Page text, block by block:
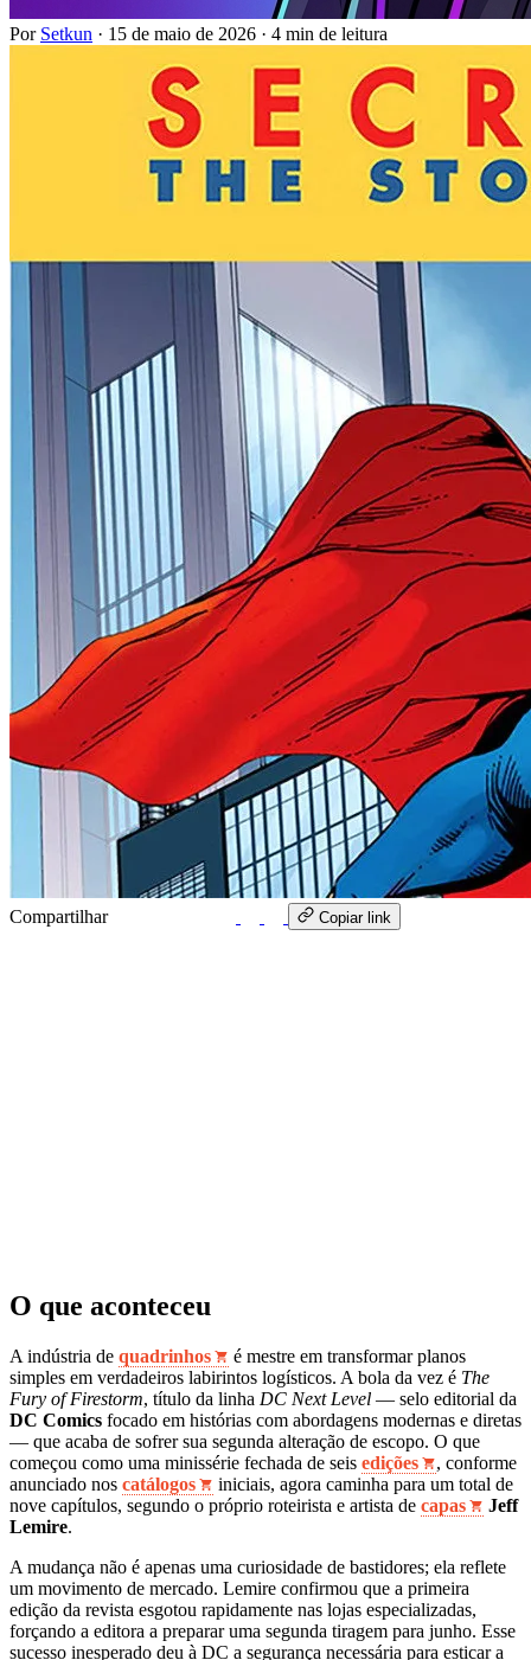
Por Setkun · 15 de maio de 2026 · 4 min de leitura
Compartilhar Copiar link
O que aconteceu
A indústria de quadrinhos
é mestre em transformar planos
simples em verdadeiros labirintos logísticos. A bola da vez é The
Fury of Firestorm, título da linha DC Next Level — selo editorial da
DC Comics focado em histórias com abordagens modernas e diretas
— que acaba de sofrer sua segunda alteração de escopo. O que
começou como uma minissérie fechada de seis edições
, conforme
anunciado nos catálogos
iniciais, agora caminha para um total de
nove capítulos, segundo o próprio roteirista e artista de capas
Jeff
Lemire.
A mudança não é apenas uma curiosidade de bastidores; ela reflete
um movimento de mercado. Lemire confirmou que a primeira
edição da revista esgotou rapidamente nas lojas especializadas,
forçando a editora a preparar uma segunda tiragem para junho. Esse
sucesso inesperado deu à DC a segurança necessária para esticar a